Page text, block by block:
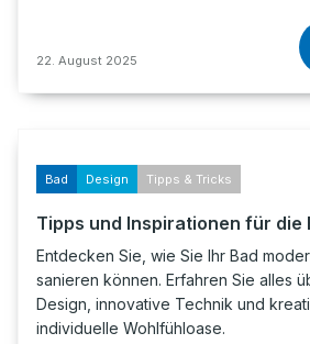
22. August 2025
Bad Design Tipps & Tricks
Tipps und Inspirationen für die
Entdecken Sie, wie Sie Ihr Bad
sanieren können. Erfahren Sie alles
Design, innovative Technik und
individuelle Wohlfühloase.